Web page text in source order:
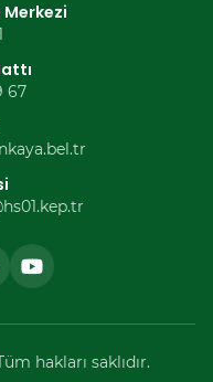
67
hakları saklıdır.